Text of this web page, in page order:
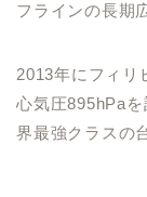
フラインの長期
2013年にフィリ
心気圧895hPa
界最強クラスの